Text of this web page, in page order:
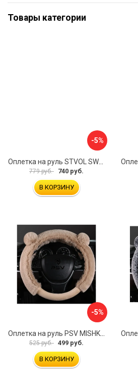
Товары категории
-5%
779 руб. 740 руб.
В КОРЗИНУ
-5%
Оплетка на руль PSV MISHKA Premium 136099
525 руб. 499 руб.
В КОРЗИНУ